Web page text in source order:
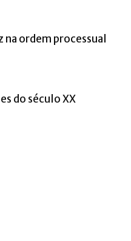
na ordem processual
do século XX